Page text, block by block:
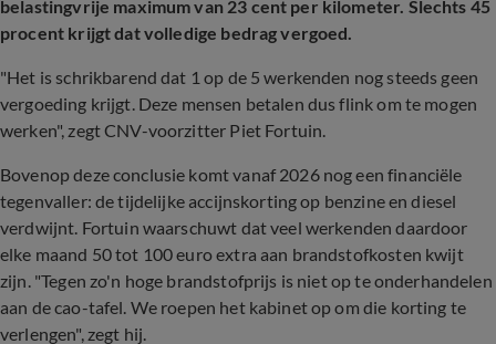
belastingvrije maximum van 23 cent per kilometer. Slechts 45
procent krijgt dat volledige bedrag vergoed.
"Het is schrikbarend dat 1 op de 5 werkenden nog steeds geen
vergoeding krijgt. Deze mensen betalen dus flink om te mogen
werken", zegt CNV-voorzitter Piet Fortuin.
Bovenop deze conclusie komt vanaf 2026 nog een financiële
tegenvaller: de tijdelijke accijnskorting op benzine en diesel
verdwijnt. Fortuin waarschuwt dat veel werkenden daardoor
elke maand 50 tot 100 euro extra aan brandstofkosten kwijt
zijn. "Tegen zo'n hoge brandstofprijs is niet op te onderhandelen
aan de cao-tafel. We roepen het kabinet op om die korting te
verlengen", zegt hij.